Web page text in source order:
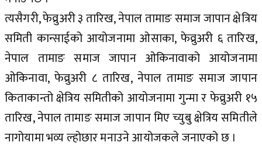
त्यसैगरी, फेव्रुअरी ३ तारिख, नेपाल तामाङ समाज जापान क्षेत्रिय
समिती कान्साईको आयोजनामा ओसाका, फेव्रुअरी ६ तारिख,
नेपाल तामाङ समाज जापान ओकिनावाको आयोजनामा
ओकिनावा, फेव्रुअरी ८ तारिख, नेपाल तामाङ समाज जापान
किताकान्तो क्षेत्रिय समितीको आयोजनामा गुन्मा र फेव्रुअरी १५
तारिख, नेपाल तामाङ समाज जापान मिए च्युबु क्षेत्रिय समितीले
नागोयामा भव्य ल्होछार मनाउने आयोजकले जनाएको छ ।